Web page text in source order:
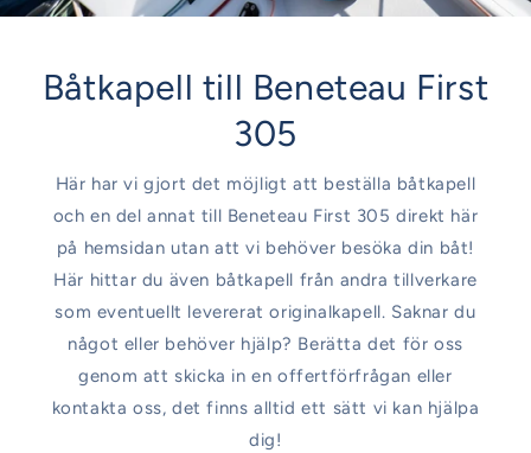
Båtkapell till Beneteau First
305
Här har vi gjort det möjligt att beställa båtkapell
och en del annat till Beneteau First 305 direkt här
på hemsidan utan att vi behöver besöka din båt!
Här hittar du även båtkapell från andra tillverkare
som eventuellt levererat originalkapell. Saknar du
något eller behöver hjälp? Berätta det för oss
genom att skicka in en offertförfrågan eller
kontakta oss, det finns alltid ett sätt vi kan hjälpa
dig!